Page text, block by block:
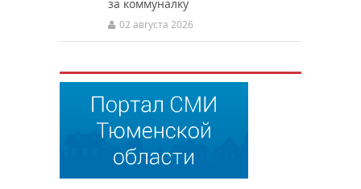
за коммуналку
02 августа 2026